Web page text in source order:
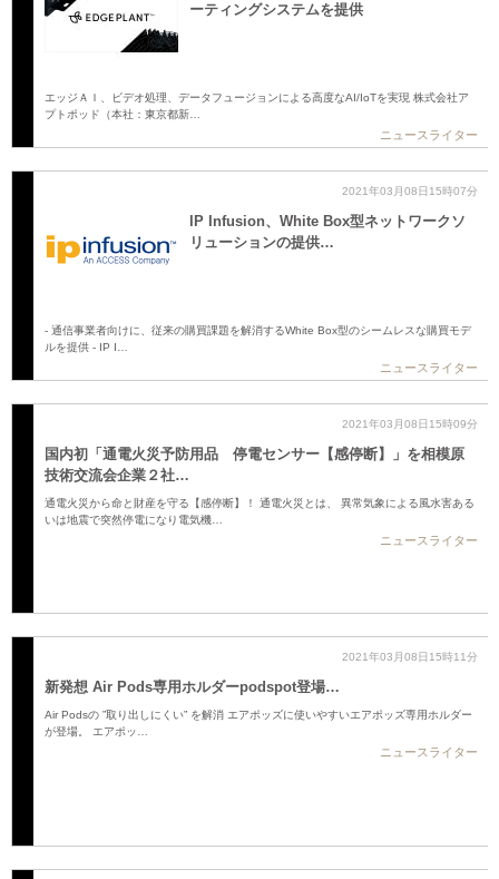
ーティングシステムを提供
エッジＡＩ、ビデオ処理、データフュージョンによる高度なAI/IoTを実現 株式会社ア
プトポッド（本社：東京都新…
ニュースライター
2021年03月08日15時07分
IP Infusion、White Box型ネットワークソ
リューションの提供…
- 通信事業者向けに、従来の購買課題を解消するWhite Box型のシームレスな購買モデ
ルを提供 - IP I…
ニュースライター
2021年03月08日15時09分
国内初「通電火災予防用品 停電センサー【感停断】」を相模原
技術交流会企業２社…
通電火災から命と財産を守る【感停断】！ 通電火災とは、 異常気象による風水害ある
いは地震で突然停電になり電気機…
ニュースライター
2021年03月08日15時11分
新発想 Air Pods専用ホルダーpodspot登場…
Air Podsの ”取り出しにくい” を解消 エアポッズに使いやすいエアポッズ専用ホルダー
が登場。 エアポッ…
ニュースライター